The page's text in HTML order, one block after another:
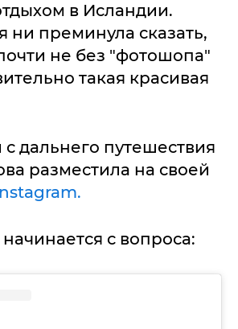
в Исландии.
ни преминула сказать,
не без "фотошопа"
такая красивая
дальнего путешествия
разместила на своей
с вопроса: